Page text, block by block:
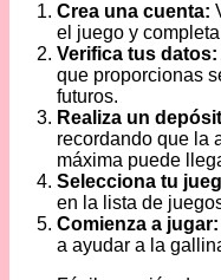
Crea una cuenta:
el juego y
Verifica tus datos:
que proporcionas
futuros.
Realiza un
recordando que la
máxima puede
Selecciona tu
en la lista de
Comienza a jugar:
a ayudar a la